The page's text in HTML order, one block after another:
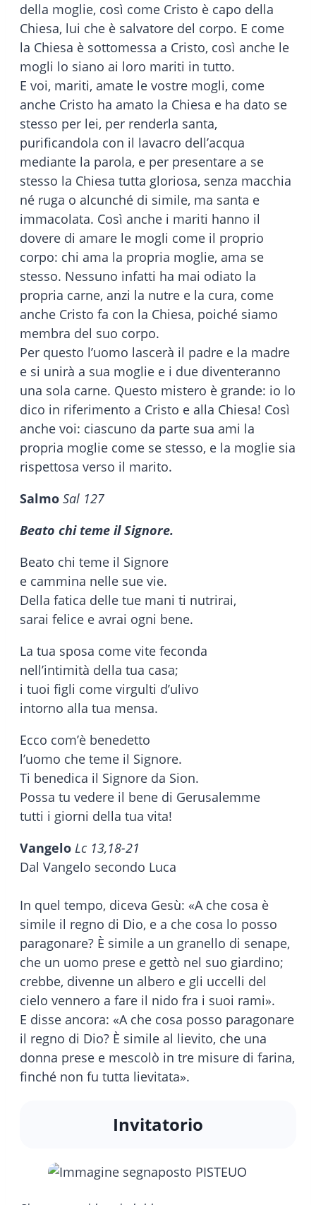
della moglie, così come Cristo è capo della
Chiesa, lui che è salvatore del corpo. E come
la Chiesa è sottomessa a Cristo, così anche le
mogli lo siano ai loro mariti in tutto.
E voi, mariti, amate le vostre mogli, come
anche Cristo ha amato la Chiesa e ha dato se
stesso per lei, per renderla santa,
purificandola con il lavacro dell’acqua
mediante la parola, e per presentare a se
stesso la Chiesa tutta gloriosa, senza macchia
né ruga o alcunché di simile, ma santa e
immacolata. Così anche i mariti hanno il
dovere di amare le mogli come il proprio
corpo: chi ama la propria moglie, ama se
stesso. Nessuno infatti ha mai odiato la
propria carne, anzi la nutre e la cura, come
anche Cristo fa con la Chiesa, poiché siamo
membra del suo corpo.
Per questo l’uomo lascerà il padre e la madre
e si unirà a sua moglie e i due diventeranno
una sola carne. Questo mistero è grande: io lo
dico in riferimento a Cristo e alla Chiesa! Così
anche voi: ciascuno da parte sua ami la
propria moglie come se stesso, e la moglie sia
rispettosa verso il marito.
Salmo Sal 127
Beato chi teme il Signore.
Beato chi teme il Signore
e cammina nelle sue vie.
Della fatica delle tue mani ti nutrirai,
sarai felice e avrai ogni bene.
La tua sposa come vite feconda
nell’intimità della tua casa;
i tuoi figli come virgulti d’ulivo
intorno alla tua mensa.
Ecco com’è benedetto
l’uomo che teme il Signore.
Ti benedica il Signore da Sion.
Possa tu vedere il bene di Gerusalemme
tutti i giorni della tua vita!
Vangelo Lc 13,18-21
Dal Vangelo secondo Luca
In quel tempo, diceva Gesù: «A che cosa è
simile il regno di Dio, e a che cosa lo posso
paragonare? È simile a un granello di senape,
che un uomo prese e gettò nel suo giardino;
crebbe, divenne un albero e gli uccelli del
cielo vennero a fare il nido fra i suoi rami».
E disse ancora: «A che cosa posso paragonare
il regno di Dio? È simile al lievito, che una
donna prese e mescolò in tre misure di farina,
finché non fu tutta lievitata».
Invitatorio